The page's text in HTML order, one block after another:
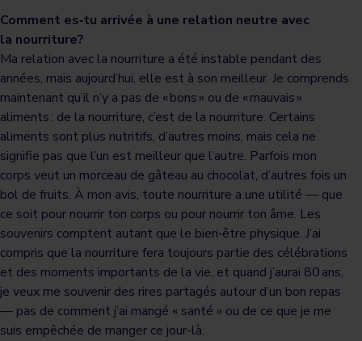
Comment es‑tu arrivée à une relation neutre avec
la nourriture?
Ma relation avec la nourriture a été instable pendant des
années, mais aujourd’hui, elle est à son meilleur. Je comprends
maintenant qu’il n’y a pas de « bons » ou de « mauvais »
aliments : de la nourriture, c’est de la nourriture. Certains
aliments sont plus nutritifs, d’autres moins, mais cela ne
signifie pas que l’un est meilleur que l’autre. Parfois mon
corps veut un morceau de gâteau au chocolat, d’autres fois un
bol de fruits. À mon avis, toute nourriture a une utilité — que
ce soit pour nourrir ton corps ou pour nourrir ton âme. Les
souvenirs comptent autant que le bien‑être physique. J’ai
compris que la nourriture fera toujours partie des célébrations
et des moments importants de la vie, et quand j’aurai 80 ans,
je veux me souvenir des rires partagés autour d’un bon repas
— pas de comment j’ai mangé « santé » ou de ce que je me
suis empêchée de manger ce jour-là.